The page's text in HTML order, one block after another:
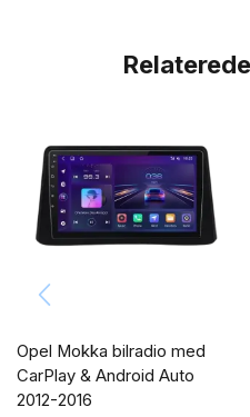
Opel Mokka bilradio med
CarPlay & Android Auto
2012-2016